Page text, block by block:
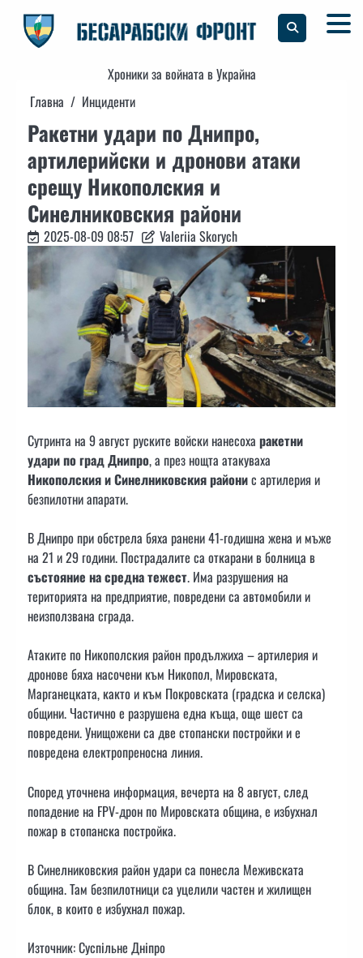
content
Хроники за войната в Украйна
Главна
Инциденти
Ракетни удари по Днипро,
артилерийски и дронови атаки
срещу Никополския и
Синелниковския райони
2025-08-09 08:57 Valeriia Skorych
Сутринта на 9 август руските войски нанесоха ракетни
удари по град Днипро, а през нощта атакуваха
Никополския и Синелниковския районис артилерия и
безпилотни апарати.
В Днипро при обстрела бяха ранени 41-годишна жена и мъже
на 21 и 29 години. Пострадалите са откарани в болница в
състояние на средна тежест. Има разрушения на
територията на предприятие, повредени са автомобили и
неизползвана сграда.
Атаките по Никополския район продължиха – артилерия и
дронове бяха насочени към Никопол, Мировската,
Марганецката, както и към Покровската (градска и селска)
общини. Частично е разрушена една къща, още шест са
повредени. Унищожени са две стопански постройки и е
повредена електропреносна линия.
Според уточнена информация, вечерта на 8 август, след
попадение на FPV-дрон по Мировската община, е избухнал
пожар в стопанска постройка.
В Синелниковския район удари са понесла Меживската
община. Там безпилотници са уцелили частен и жилищен
блок, в които е избухнал пожар.
Източник: Суспільне Дніпро